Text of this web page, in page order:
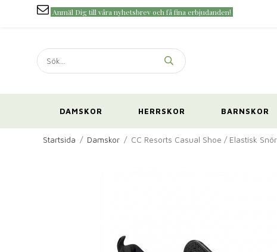
Anmäl Dig till våra nyhetsbrev och få fina erbjudanden!
DAMSKOR HERRSKOR BARNSKOR
Startsida / Damskor / CC Resorts Casual Shoe / Elastisk